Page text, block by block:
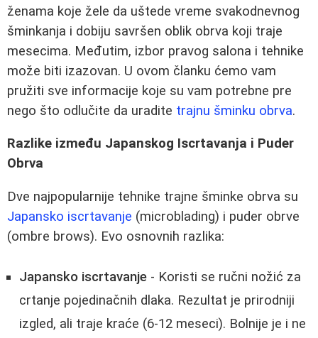
ženama koje žele da uštede vreme svakodnevnog
šminkanja i dobiju savršen oblik obrva koji traje
mesecima. Međutim, izbor pravog salona i tehnike
može biti izazovan. U ovom članku ćemo vam
pružiti sve informacije koje su vam potrebne pre
nego što odlučite da uradite trajnu šminku obrva.
Razlike između Japanskog Iscrtavanja i Puder
Obrva
Dve najpopularnije tehnike trajne šminke obrva su
Japansko iscrtavanje (microblading) i puder obrve
(ombre brows). Evo osnovnih razlika:
Japansko iscrtavanje - Koristi se ručni nožić za
crtanje pojedinačnih dlaka. Rezultat je prirodniji
izgled, ali traje kraće (6-12 meseci). Bolnije je i ne